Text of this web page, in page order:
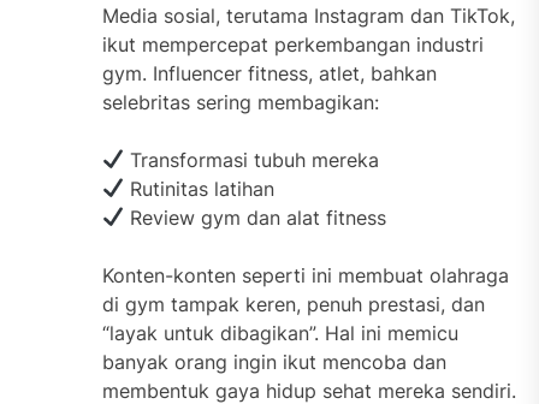
Media sosial, terutama Instagram dan TikTok,
ikut mempercepat perkembangan industri
gym. Influencer fitness, atlet, bahkan
selebritas sering membagikan:
Transformasi tubuh mereka
Rutinitas latihan
Review gym dan alat fitness
Konten-konten seperti ini membuat olahraga
di gym tampak keren, penuh prestasi, dan
“layak untuk dibagikan”. Hal ini memicu
banyak orang ingin ikut mencoba dan
membentuk gaya hidup sehat mereka sendiri.